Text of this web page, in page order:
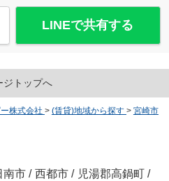
LINEで共有する
ジトップへ
株式会社 > (賃貸)地域から探す > 宮崎市
南市 / 西都市 / 児湯郡高鍋町
/